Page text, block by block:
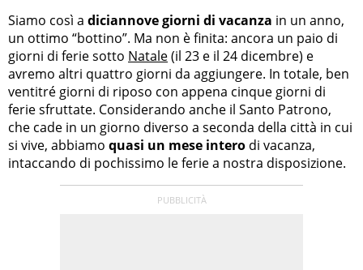
Siamo così a diciannove giorni di vacanza in un anno,
un ottimo “bottino”. Ma non è finita: ancora un paio di
giorni di ferie sotto Natale(il 23 e il 24 dicembre) e
avremo altri quattro giorni da aggiungere. In totale, ben
ventitré giorni di riposo con appena cinque giorni di
ferie sfruttate. Considerando anche il Santo Patrono,
che cade in un giorno diverso a seconda della città in cui
si vive, abbiamo quasi un mese intero di vacanza,
intaccando di pochissimo le ferie a nostra disposizione.